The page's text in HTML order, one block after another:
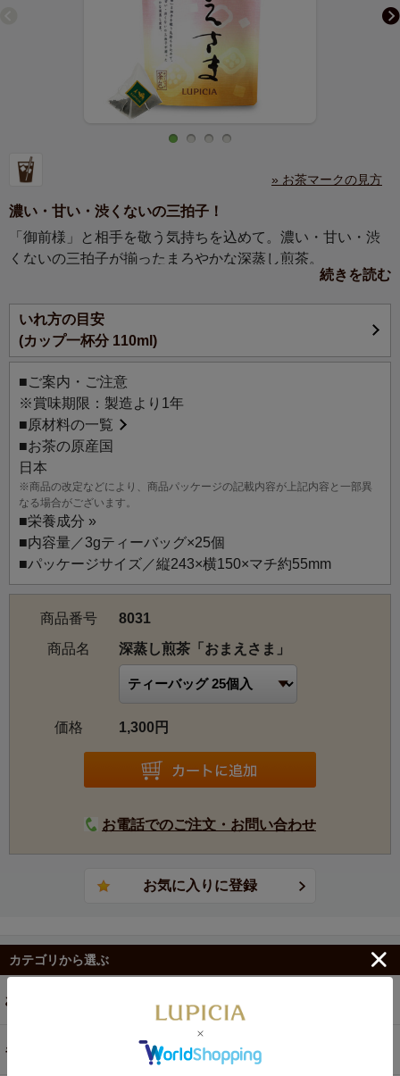
» お茶マークの見方
濃い・甘い・渋くないの三拍子！
「御前様」と相手を敬う気持ちを込めて。濃い・甘い・渋
くないの三拍子が揃ったまろやかな深蒸し煎茶。
ルピシアの日本茶に新しいお茶が加わりました。
100g入とティーバッグ25個入の展開で毎日気軽にお飲みい
ただけるように、おもとめやすい価格、パッケージもスタ
ンド型・チャック付きにしました。
水色は濃い深緑色、まろやかなコクと、ほっとする優しい
香り立ち、熱湯で入れても渋みが出ない、やさしく包み込
んでくれるようなお茶…、そんなコンセプトでブレンドし
ました。
鹿児島特産の上品で柔らかな味わいのあさつゆをベース
に、甘みの強い京都産のおくみどりのかぶせ茶をブレンド
し、風味全体に深みを与えています。
全体のバランスを考え、飲んだ後はさっぱりと後残りのな
気に入っていただけると思います。
【おすすめのいれ方】
熱湯でいれても渋くならないため、気をつかわずに気軽に
続きを読む
いれ方の目安
(カップ一杯分 110ml)
■ご案内・ご注意
※賞味期限：製造より1年
■原材料の一覧
■お茶の原産国
日本
※商品の改定などにより、商品パッケージの記載内容が上記内容と一部異
なる場合がございます。
■栄養成分 »
■内容量／3gティーバッグ×25個
■パッケージサイズ／縦243×横150×マチ約55mm
商品番号
8031
商品名
深蒸し煎茶「おまえさま」
価格 1,300円
お電話でのご注文・お問い合わせ
カテゴリから選ぶ
お茶
ギフト